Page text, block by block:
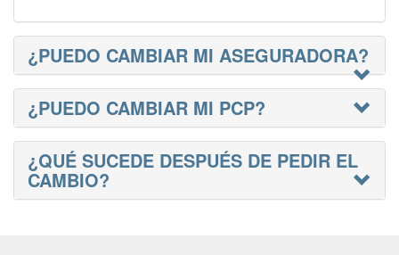
¿PUEDO CAMBIAR MI ASEGURADORA?
¿PUEDO CAMBIAR MI PCP?
¿QUÉ SUCEDE DESPUÉS DE PEDIR EL
CAMBIO?